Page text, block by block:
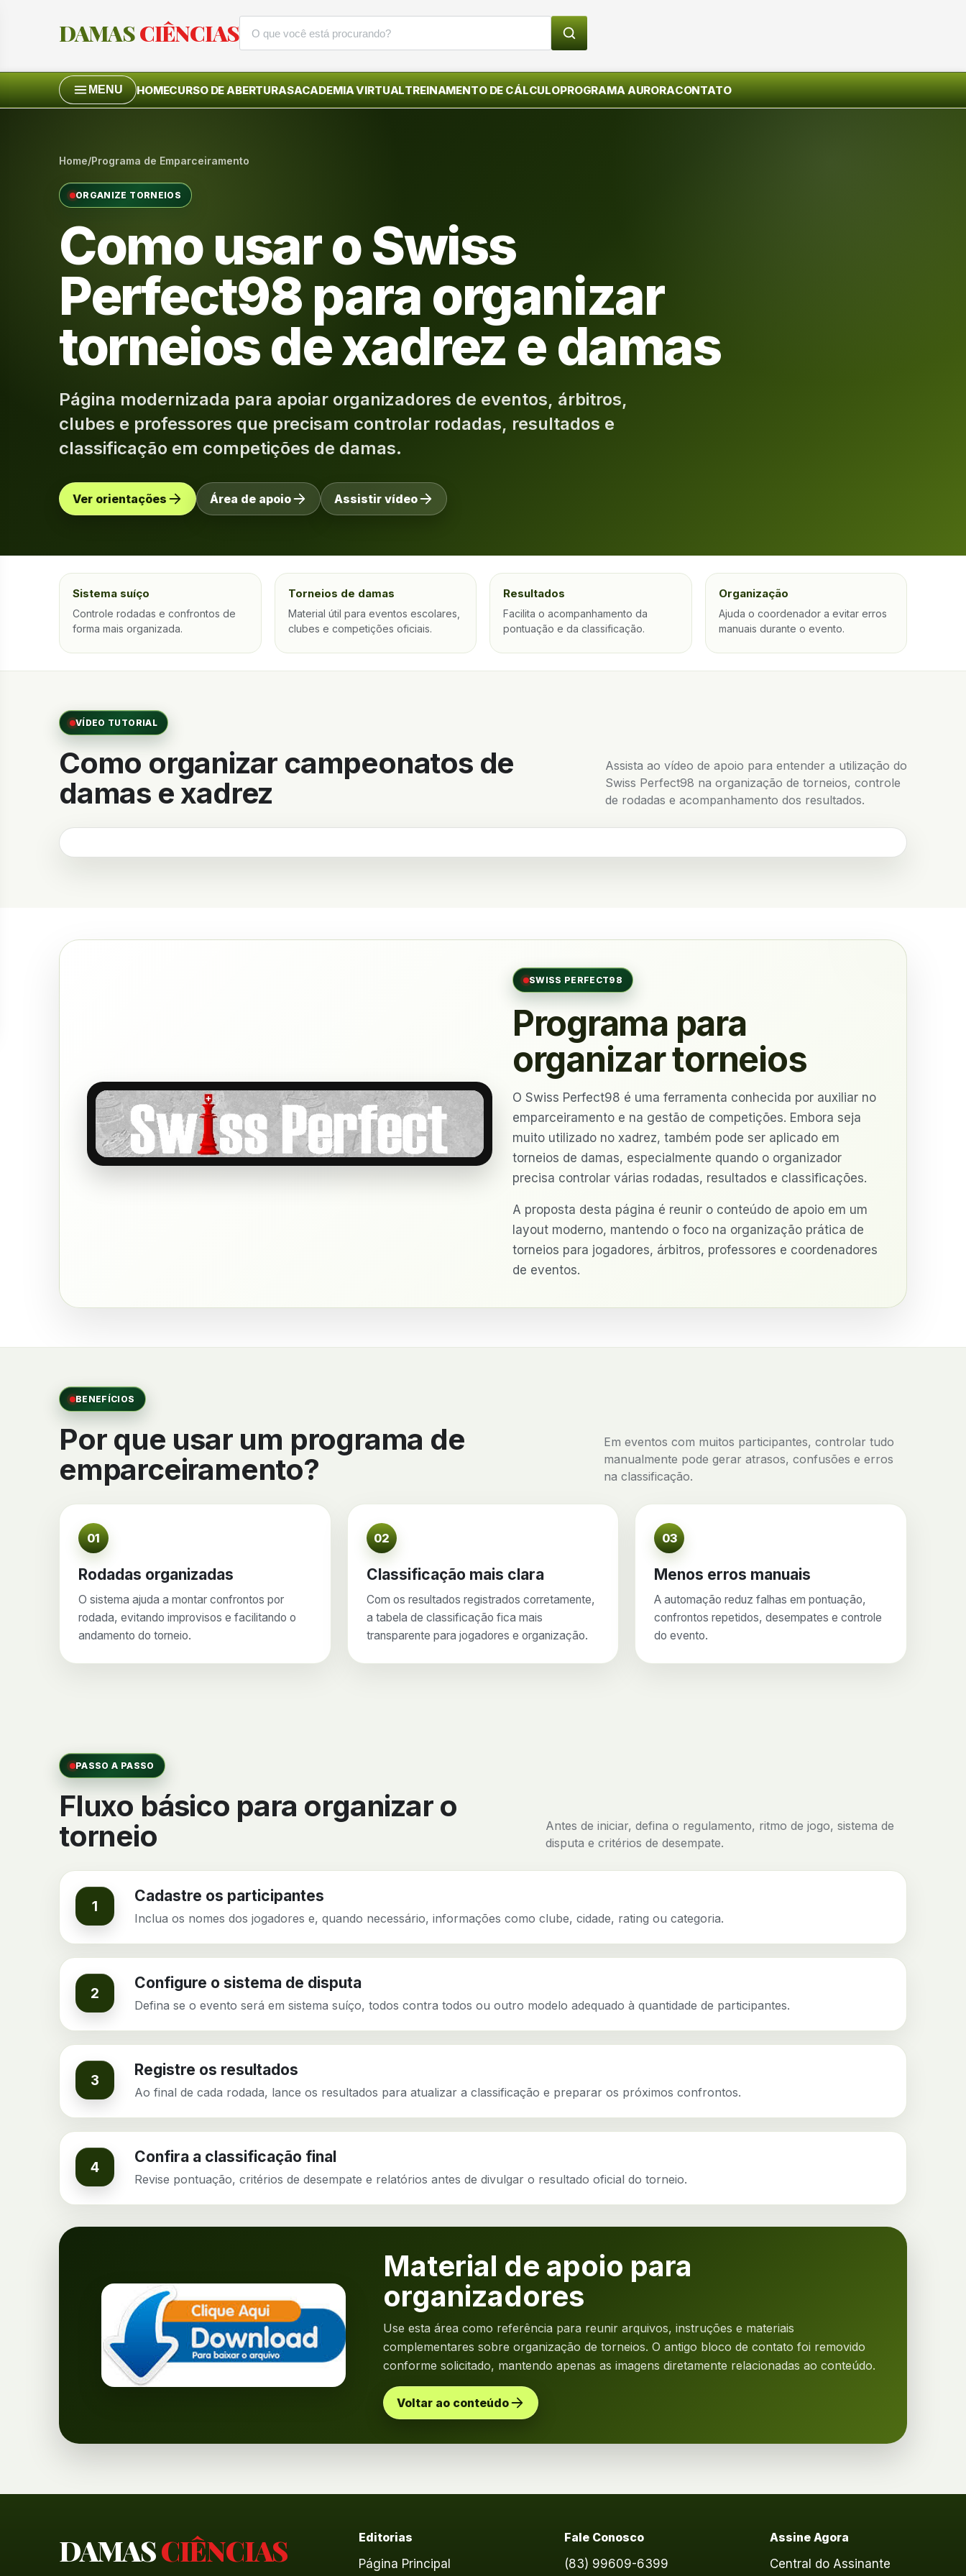
DAMASCIÊNCIAS
MENU HOMECURSO DE ABERTURASACADEMIA VIRTUALTREINAMENTO DE CÁLCULOPROGRAMA AURORACONTATO
Home/Programa de Emparceiramento
ORGANIZE TORNEIOS
Como usar o Swiss
Perfect98 para organizar
torneios de xadrez e damas
Página modernizada para apoiar organizadores de eventos, árbitros,
clubes e professores que precisam controlar rodadas, resultados e
classificação em competições de damas.
Ver orientações Área de apoio Assistir vídeo
Sistema suíço
Controle rodadas e confrontos de
forma mais organizada.
Torneios de damas
Material útil para eventos escolares,
clubes e competições oficiais.
Resultados
Facilita o acompanhamento da
pontuação e da classificação.
Organização
Ajuda o coordenador a evitar erros
manuais durante o evento.
VÍDEO TUTORIAL
Como organizar campeonatos de
damas e xadrez
Assista ao vídeo de apoio para entender a utilização do
Swiss Perfect98 na organização de torneios, controle
de rodadas e acompanhamento dos resultados.
SWISS PERFECT98
Programa para
organizar torneios
O Swiss Perfect98 é uma ferramenta conhecida por auxiliar no
emparceiramento e na gestão de competições. Embora seja
muito utilizado no xadrez, também pode ser aplicado em
torneios de damas, especialmente quando o organizador
precisa controlar várias rodadas, resultados e classificações.
A proposta desta página é reunir o conteúdo de apoio em um
layout moderno, mantendo o foco na organização prática de
torneios para jogadores, árbitros, professores e coordenadores
de eventos.
BENEFÍCIOS
Por que usar um programa de
emparceiramento?
Em eventos com muitos participantes, controlar tudo
manualmente pode gerar atrasos, confusões e erros
na classificação.
01
Rodadas organizadas
O sistema ajuda a montar confrontos por
rodada, evitando improvisos e facilitando o
andamento do torneio.
02
Classificação mais clara
Com os resultados registrados corretamente,
a tabela de classificação fica mais
transparente para jogadores e organização.
03
Menos erros manuais
A automação reduz falhas em pontuação,
confrontos repetidos, desempates e controle
do evento.
PASSO A PASSO
Fluxo básico para organizar o
torneio
Antes de iniciar, defina o regulamento, ritmo de jogo, sistema de
disputa e critérios de desempate.
1
Cadastre os participantes
Inclua os nomes dos jogadores e, quando necessário, informações como clube, cidade, rating ou categoria.
2
Configure o sistema de disputa
Defina se o evento será em sistema suíço, todos contra todos ou outro modelo adequado à quantidade de participantes.
3
Registre os resultados
Ao final de cada rodada, lance os resultados para atualizar a classificação e preparar os próximos confrontos.
4
Confira a classificação final
Revise pontuação, critérios de desempate e relatórios antes de divulgar o resultado oficial do torneio.
Material de apoio para
organizadores
Use esta área como referência para reunir arquivos, instruções e materiais
complementares sobre organização de torneios. O antigo bloco de contato foi removido
conforme solicitado, mantendo apenas as imagens diretamente relacionadas ao conteúdo.
Voltar ao conteúdo
DAMASCIÊNCIAS
Editorias
Página Principal
Fale Conosco
(83) 99609-6399
Assine Agora
Central do Assinante